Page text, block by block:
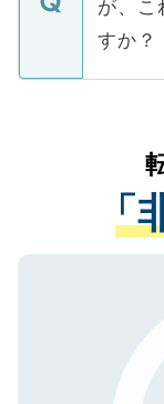
みを人
ています
ご本人
支援を
ている
は、個
管理基
る、プ
で、機
が、こ
すか？
かがい
経験を
させて
ない方
ので、
「